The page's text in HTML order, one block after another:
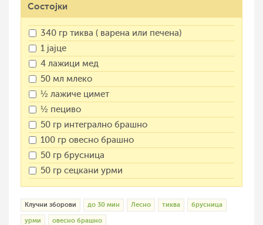
Состојки
340 гр тиква ( варена или печена)
1 јајце
4 лажици мед
50 мл млеко
½ лажиче цимет
½ пециво
50 гр интегрално брашно
100 гр овесно брашно
50 гр брусница
50 гр сецкани урми
Клучни зборови до 30 мин Лесно тиква брусница
урми овесно брашно